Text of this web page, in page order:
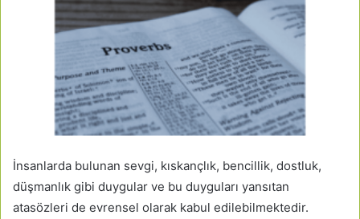
İnsanlarda bulunan sevgi, kıskançlık, bencillik, dostluk,
düşmanlık gibi duygular ve bu duyguları yansıtan
atasözleri de evrensel olarak kabul edilebilmektedir.